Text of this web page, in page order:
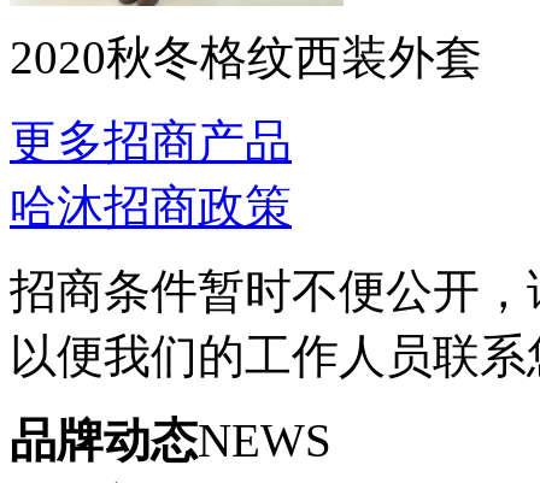
2020秋冬格纹西装外套
更多招商产品
哈沐招商政策
招商条件暂时不便公开
以便我们的工作人员联
品牌动态NEWS